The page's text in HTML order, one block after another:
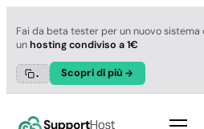
Fai da beta tester per un nuovo
unhosting condiviso a 1€
. Scopri di più